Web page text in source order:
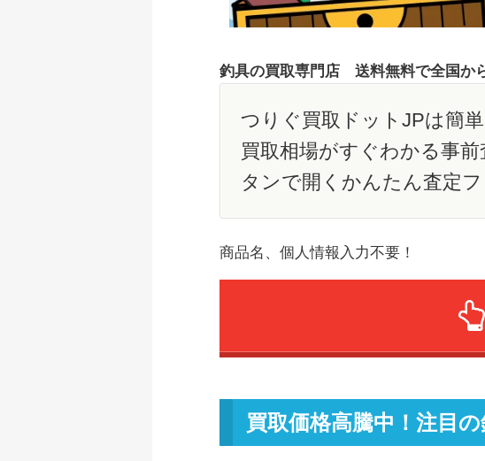
釣具の買取専門店 送料無料で全国か
つりぐ買取ドットJPは簡
買取相場がすぐわかる事
タンで開くかんたん査定
商品名、個人情報入力不要！
買取価格高騰中！注目